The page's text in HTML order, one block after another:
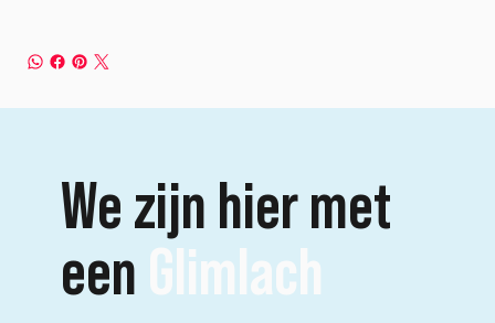
We zijn hier met
eenGlimlach